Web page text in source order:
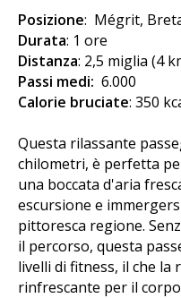
Posizione: Mégrit,
Durata: 1 ore
Distanza: 2,5 miglia (4
Passi medi: 6.000
Calorie bruciate: 350
Questa rilassante
chilometri, è perfetta
una boccata d'aria
escursione e
pittoresca regione.
il percorso, questa
livelli di fitness, il che la
rinfrescante per il